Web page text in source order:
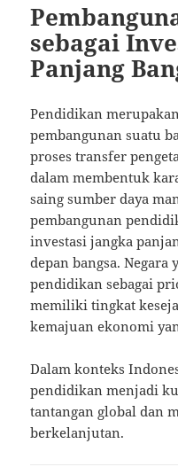
sebagai
Panjang
Pendidikan
pembangunan suatu
proses transfer
dalam membentuk
saing sumber daya
pembangunan
investasi jangka
depan bangsa. Negara
pendidikan sebagai
memiliki tingkat
kemajuan ekonomi
Dalam konteks
pendidikan menjadi
tantangan global dan
berkelanjutan.